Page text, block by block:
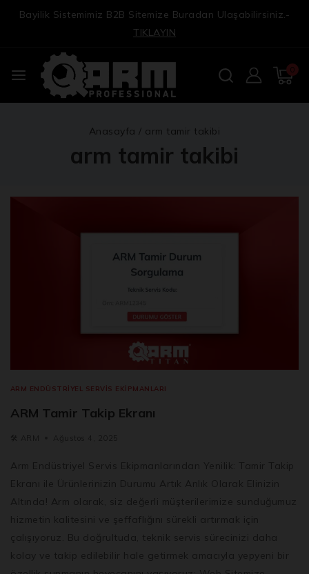
Bayilik Sistemimiz B2B Sitemize Buradan Ulaşabilirsiniz.-
TIKLAYIN
0
Anasayfa / arm tamir takibi
arm tamir takibi
ARM ENDÜSTRIYEL SERVIS EKIPMANLARI
ARM Tamir Takip Ekranı